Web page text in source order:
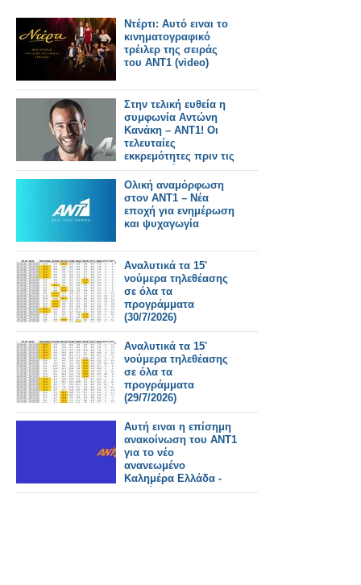
Ντέρτι: Αυτό ειναι το
κινηματογραφικό
τρέιλερ της σειράς
του ΑΝΤ1 (video)
Στην τελική ευθεία η
συμφωνία Αντώνη
Κανάκη – ΑΝΤ1! Οι
τελευταίες
εκκρεμότητες πριν τις
υπογραφές...
Ολική αναμόρφωση
στον ΑΝΤ1 – Νέα
εποχή για ενημέρωση
και ψυχαγωγία
Αναλυτικά τα 15'
νούμερα τηλεθέασης
σε όλα τα
προγράμματα
(30/7/2026)
Αναλυτικά τα 15'
νούμερα τηλεθέασης
σε όλα τα
προγράμματα
(29/7/2026)
Αυτή ειναι η επίσημη
ανακοίνωση του ΑΝΤ1
για το νέο
ανανεωμένο
Καλημέρα Ελλάδα -
Αυτοί θα το